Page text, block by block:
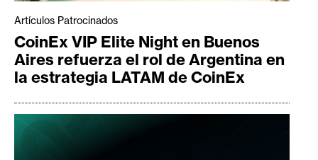
Artículos Patrocinados
CoinEx VIP Elite Night en Buenos
Aires refuerza el rol de Argentina en
la estrategia LATAM de CoinEx